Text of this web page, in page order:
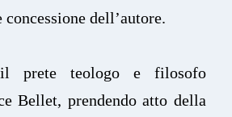
dell’autore.
prete teologo e filosofo
Bellet, prendendo atto della